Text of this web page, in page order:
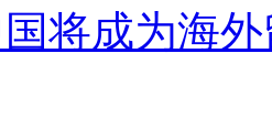
将成为海